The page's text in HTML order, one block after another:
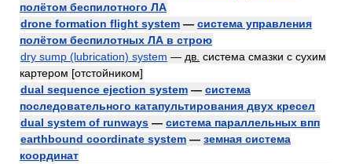
полётом беспилотного ЛА
drone formation flight system — система управления
полётом беспилотных ЛА в строю
dry sump (lubrication) system — дв. система смазки с сухим
картером [отстойником]
dual sequence ejection system — система
последовательного катапультирования двух кресел
dual system of runways — система параллельных впп
earthbound coordinate system — земная система
координат